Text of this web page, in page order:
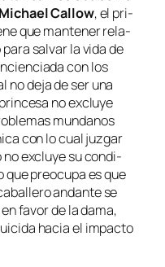
Michael Callow, el pri­
que man­te­ner re­la­
sal­var la vi­da de
con los
no de­ja de ser una
no ex­clu­ye
mun­da­nos
con lo cual juz­gar
no ex­clu­ye su con­di­
preo­cu­pa es que
an­dan­te se
fa­vor de la da­ma,
ha­cia el im­pac­to